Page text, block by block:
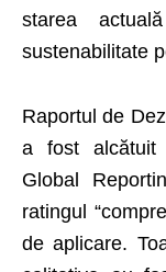
starea
sustenabilitate
Raportul de
a fost alcătuit
Global
ratingul
de aplicare.